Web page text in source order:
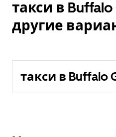
такси в Buffalo
другие
такси в Buffalo